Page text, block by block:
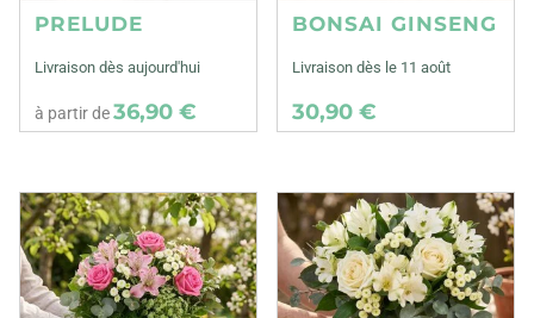
PRELUDE
Livraison dès aujourd'hui
à partir de36,90 €
BONSAI GINSENG
Livraison dès le 11 août
30,90 €